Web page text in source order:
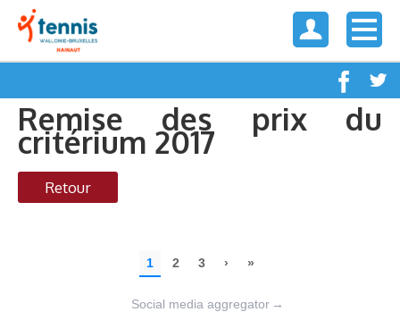
Remise des prix du
critérium 2017
Retour
Social media aggregator →